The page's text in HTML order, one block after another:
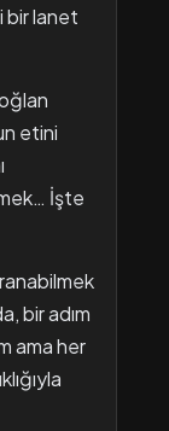
bir lanet
etini
İşte
bir adım
ama her